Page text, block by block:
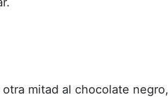
mitad al chocolate negro,